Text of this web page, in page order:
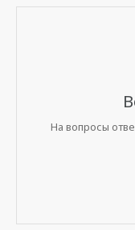
На вопросы